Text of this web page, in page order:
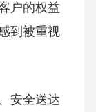
户的权益
到被重视
安全送达